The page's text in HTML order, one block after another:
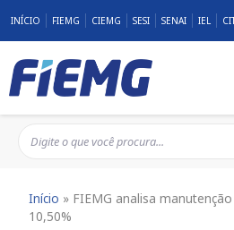
INÍCIO FIEMG CIEMG SESI SENAI IEL
Início » FIEMG analisa
10,50%